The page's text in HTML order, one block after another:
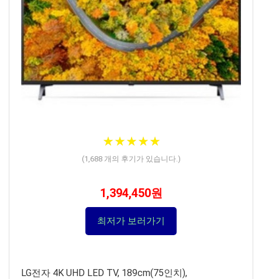
★★★★★
★★★★★
(1,688개의 후기가 있습니다.)
1,394,450원
최저가 보러가기
LG전자 4K UHD LED TV, 189cm(75인치),